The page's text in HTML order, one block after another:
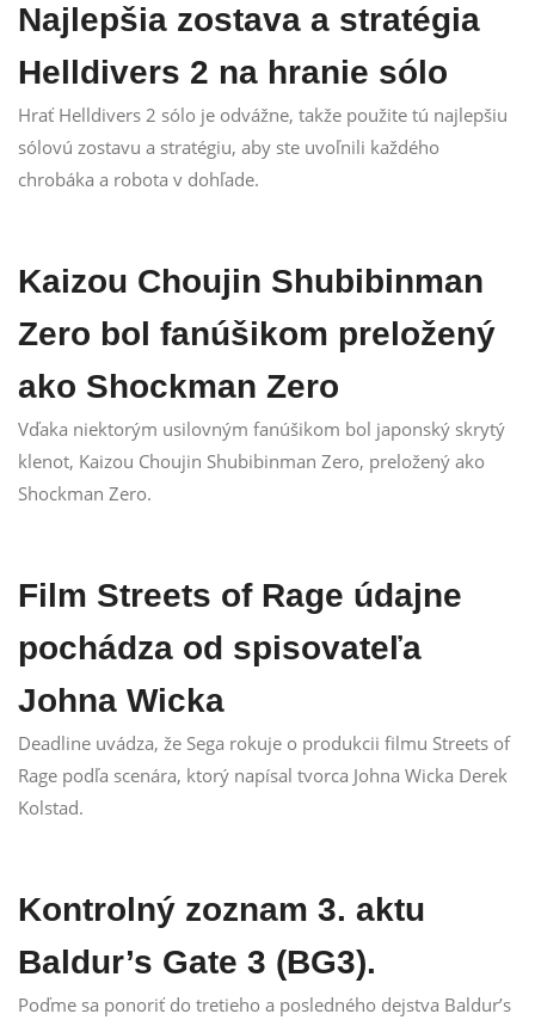
Najlepšia zostava a stratégia
Helldivers 2 na hranie sólo
Hrať Helldivers 2 sólo je odvážne, takže použite tú najlepšiu
sólovú zostavu a stratégiu, aby ste uvoľnili každého
chrobáka a robota v dohľade.
Kaizou Choujin Shubibinman
Zero bol fanúšikom preložený
ako Shockman Zero
Vďaka niektorým usilovným fanúšikom bol japonský skrytý
klenot, Kaizou Choujin Shubibinman Zero, preložený ako
Shockman Zero.
Film Streets of Rage údajne
pochádza od spisovateľa
Johna Wicka
Deadline uvádza, že Sega rokuje o produkcii filmu Streets of
Rage podľa scenára, ktorý napísal tvorca Johna Wicka Derek
Kolstad.
Kontrolný zoznam 3. aktu
Baldur’s Gate 3 (BG3).
Poďme sa ponoriť do tretieho a posledného dejstva Baldur’s